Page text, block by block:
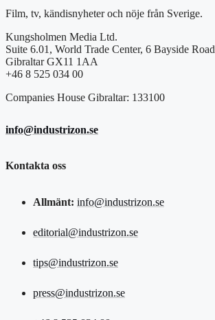
Film, tv, kändisnyheter och nöje från Sverige.
Kungsholmen Media Ltd.
Suite 6.01, World Trade Center, 6 Bayside Road
Gibraltar GX11 1AA
+46 8 525 034 00
Companies House Gibraltar: 133100
info@industrizon.se
Kontakta oss
Allmänt: info@industrizon.se
editorial@industrizon.se
tips@industrizon.se
press@industrizon.se